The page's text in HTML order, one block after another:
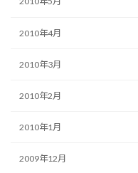
2010年4月
2010年3月
2010年2月
2010年1月
2009年12月